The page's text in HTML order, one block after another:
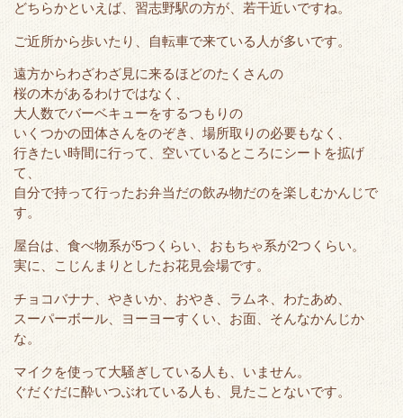
どちらかといえば、習志野駅の方が、若干近いですね。
ご近所から歩いたり、自転車で来ている人が多いです。
遠方からわざわざ見に来るほどのたくさんの
桜の木があるわけではなく、
大人数でバーベキューをするつもりの
いくつかの団体さんをのぞき、場所取りの必要もなく、
行きたい時間に行って、空いているところにシートを拡げ
て、
自分で持って行ったお弁当だの飲み物だのを楽しむかんじで
す。
屋台は、食べ物系が5つくらい、おもちゃ系が2つくらい。
実に、こじんまりとしたお花見会場です。
チョコバナナ、やきいか、おやき、ラムネ、わたあめ、
スーパーボール、ヨーヨーすくい、お面、そんなかんじか
な。
マイクを使って大騒ぎしている人も、いません。
ぐだぐだに酔いつぶれている人も、見たことないです。